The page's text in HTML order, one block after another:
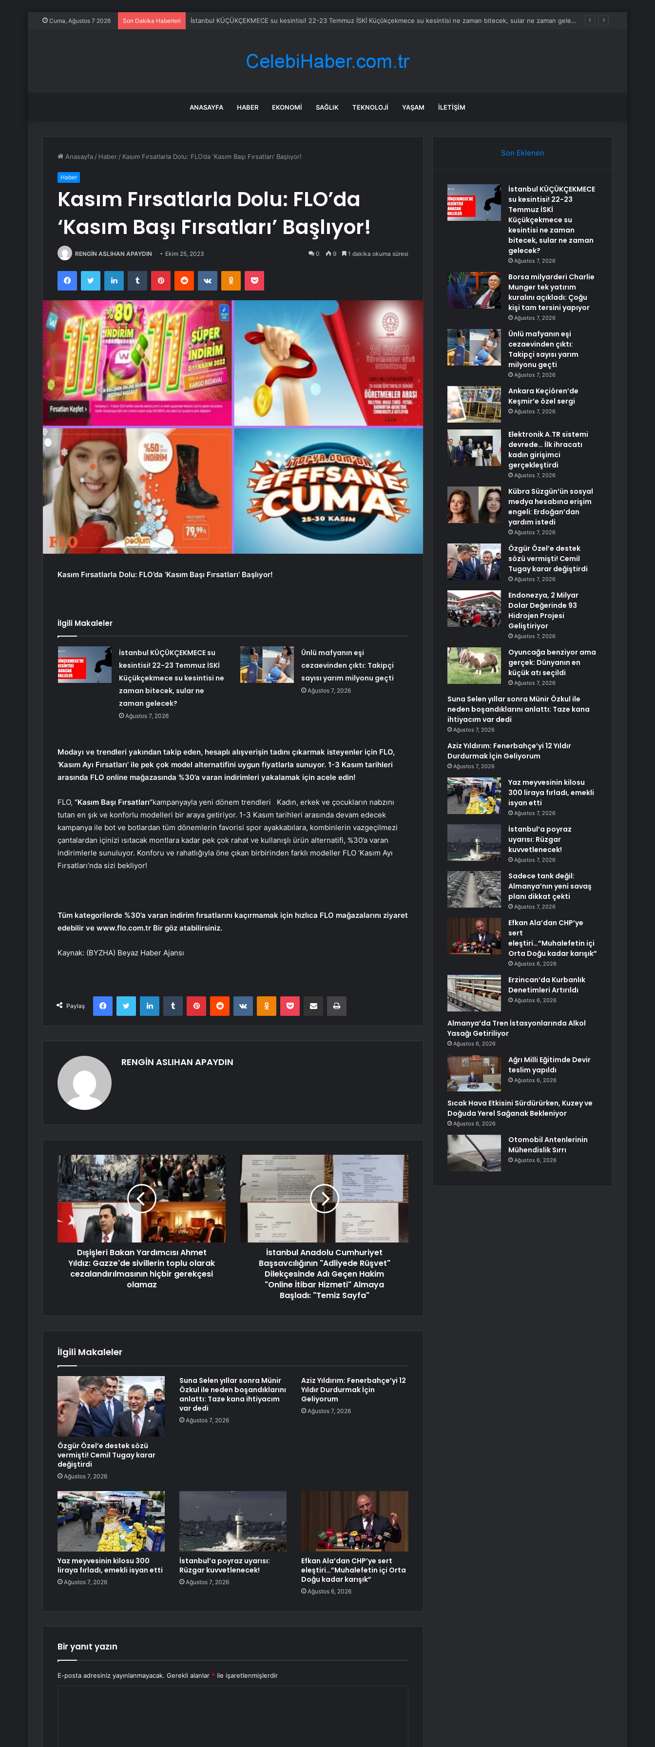
Cuma, Ağustos 7 2026 Son Dakika Haberleri İstanbul KÜÇÜKÇEKMECE su kesintisi! 22-23 Temmuz İSKİ Küçükçekmece su kesintisi ne zaman bitecek, sular ne zaman gelecek?
ANASAYFA HABER EKONOMI SAĞLIK TEKNOLOJI YAŞAM İLETIŞIM
Anasayfa / Haber / Kasım Fırsatlarla Dolu: FLO’da ‘Kasım Başı Fırsatları’ Başlıyor!
Haber
Kasım Fırsatlarla Dolu: FLO’da
‘Kasım Başı Fırsatları’ Başlıyor!
RENGİN ASLIHAN APAYDIN Ekim 25, 2023 0 9 1 dakika okuma süresi
FacebookTwitter LinkedInTumblr PinterestReddit VKontakteOdnoklassniki
Pocket
Kasım Fırsatlarla Dolu: FLO’da ‘Kasım Başı Fırsatları’ Başlıyor!
İlgili Makaleler
İstanbul KÜÇÜKÇEKMECE su
kesintisi! 22-23 Temmuz İSKİ
Küçükçekmece su kesintisi ne
zaman bitecek, sular ne
zaman gelecek?
Ağustos 7, 2026
Ünlü mafyanın eşi
cezaevinden çıktı: Takipçi
sayısı yarım milyonu geçti
Ağustos 7, 2026
Modayı ve trendleri yakından takip eden, hesaplı alışverişin tadını çıkarmak isteyenler için FLO,
‘Kasım Ayı Fırsatları’ ile pek çok model alternatifini uygun fiyatlarla sunuyor. 1-3 Kasım tarihleri ​​
arasında FLO online mağazasında %30’a varan indirimleri yakalamak için acele edin!
FLO, “Kasım Başı Fırsatları”kampanyayla yeni dönem trendleri
Kadın, erkek ve çocukların nabzını
tutan en şık ve konforlu modelleri bir araya getiriyor. 1-3 Kasım tarihleri ​​arasında devam edecek
kampanya ile bot ve botlardan tüm dönemlerin favorisi spor ayakkabılara, kombinlerin vazgeçilmezi
çantalardan içinizi ısıtacak montlara kadar pek çok rahat ve kullanışlı ürün alternatifi, %30’a varan
indirimlerle sunuluyor. Konforu ve rahatlığıyla öne çıkan birbirinden farklı modeller FLO ‘Kasım Ayı
Fırsatları’nda sizi bekliyor!
Tüm kategorilerde %30’a varan indirim fırsatlarını kaçırmamak için hızlıca FLO mağazalarını ziyaret
edebilir ve www.flo.com.tr Bir göz atabilirsiniz.
Kaynak: (BYZHA) Beyaz Haber Ajansı
Paylaş
FacebookTwitter LinkedInTumblr PinterestReddit VKontakteOdnoklassniki
Pocket E-Posta ile paylaş Yazdır
RENGİN ASLIHAN APAYDIN
Dışişleri Bakan Yardımcısı Ahmet
Yıldız: Gazze'de sivillerin toplu olarak
cezalandırılmasının hiçbir gerekçesi
olamaz
İstanbul Anadolu Cumhuriyet
Başsavcılığının "Adliyede Rüşvet"
Dilekçesinde Adı Geçen Hakim
"Online İtibar Hizmeti" Almaya
Başladı: "Temiz Sayfa"
İlgili Makaleler
Özgür Özel’e destek sözü
vermişti! Cemil Tugay karar
değiştirdi
Ağustos 7, 2026
Suna Selen yıllar sonra Münir
Özkul ile neden boşandıklarını
anlattı: Taze kana ihtiyacım
var dedi
Ağustos 7, 2026
Aziz Yıldırım: Fenerbahçe’yi 12
Yıldır Durdurmak İçin
Geliyorum
Ağustos 7, 2026
Yaz meyvesinin kilosu 300
liraya fırladı, emekli isyan etti
Ağustos 7, 2026
İstanbul’a poyraz uyarısı:
Rüzgar kuvvetlenecek!
Ağustos 7, 2026
Efkan Ala’dan CHP’ye sert
eleştiri…”Muhalefetin içi Orta
Doğu kadar karışık”
Ağustos 6, 2026
Bir yanıt yazın
E-posta adresiniz yayınlanmayacak. Gerekli alanlar * ile işaretlenmişlerdir
Son Eklenen
İstanbul KÜÇÜKÇEKMECE
su kesintisi! 22-23
Temmuz İSKİ
Küçükçekmece su
kesintisi ne zaman
bitecek, sular ne zaman
gelecek?
Ağustos 7, 2026
Borsa milyarderi Charlie
Munger tek yatırım
kuralını açıkladı: Çoğu
kişi tam tersini yapıyor
Ağustos 7, 2026
Ünlü mafyanın eşi
cezaevinden çıktı:
Takipçi sayısı yarım
milyonu geçti
Ağustos 7, 2026
Ankara Keçiören’de
Keşmir’e özel sergi
Ağustos 7, 2026
Elektronik A.TR sistemi
devrede… İlk ihracatı
kadın girişimci
gerçekleştirdi
Ağustos 7, 2026
Kübra Süzgün’ün sosyal
medya hesabına erişim
engeli: Erdoğan’dan
yardım istedi
Ağustos 7, 2026
Özgür Özel’e destek
sözü vermişti! Cemil
Tugay karar değiştirdi
Ağustos 7, 2026
Endonezya, 2 Milyar
Dolar Değerinde 93
Hidrojen Projesi
Geliştiriyor
Ağustos 7, 2026
Oyuncağa benziyor ama
gerçek: Dünyanın en
küçük atı seçildi
Ağustos 7, 2026
Suna Selen yıllar sonra Münir Özkul ile
neden boşandıklarını anlattı: Taze kana
ihtiyacım var dedi
Ağustos 7, 2026
Aziz Yıldırım: Fenerbahçe’yi 12 Yıldır
Durdurmak İçin Geliyorum
Ağustos 7, 2026
Yaz meyvesinin kilosu
300 liraya fırladı, emekli
isyan etti
Ağustos 7, 2026
İstanbul’a poyraz
uyarısı: Rüzgar
kuvvetlenecek!
Ağustos 7, 2026
Sadece tank değil:
Almanya’nın yeni savaş
planı dikkat çekti
Ağustos 7, 2026
Efkan Ala’dan CHP’ye
sert
eleştiri…”Muhalefetin içi
Orta Doğu kadar karışık”
Ağustos 6, 2026
Erzincan’da Kurbanlık
Denetimleri Artırıldı
Ağustos 6, 2026
Almanya’da Tren İstasyonlarında Alkol
Yasağı Getiriliyor
Ağustos 6, 2026
Ağrı Milli Eğitimde Devir
teslim yapıldı
Ağustos 6, 2026
Sıcak Hava Etkisini Sürdürürken, Kuzey ve
Doğuda Yerel Sağanak Bekleniyor
Ağustos 6, 2026
Otomobil Antenlerinin
Mühendislik Sırrı
Ağustos 6, 2026